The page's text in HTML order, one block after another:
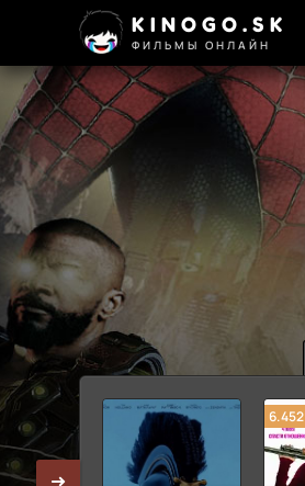
KINOGO.SK
ФИЛЬМЫ ОНЛАЙН
6.452